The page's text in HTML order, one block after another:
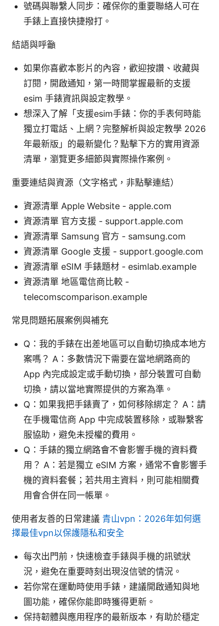
號碼與聯繫人同步：確保你的重要聯絡人可在
手錶上直接快捷撥打。
結語與呼籲
如果你喜歡本影片的內容，歡迎按讚、收藏與
訂閱，開啟通知，第一時間掌握最新的支援
esim 手錶資訊與設定教學。
想深入了解「支援esim手錶：你的手表何時能
獨立打電話、上網？完整解析與設定教學 2026
年最新版」的最新變化？點擊下方的實用資源
清單，瀏覽更多細節與實際操作案例。
重要連結與資源（文字格式，非點擊連結）
資源清單 Apple Website - apple.com
資源清單 官方支援 - support.apple.com
資源清單 Samsung 官方 - samsung.com
資源清單 Google 支援 - support.google.com
資源清單 eSIM 手錶題材 - esimlab.example
資源清單 地區電信商比較 -
telecomscomparison.example
常見問題拓展案例與補充
Q：我的手錶在出差地區可以自動切換成本地方
案嗎？ A：多數情況下需要在當地網路商的
App 內完成設定或手動切換，部分裝置可自動
切換，請以當地實際提供的方案為準。
Q：如果我把手錶賣了，如何移除綁定？ A：請
在手機電信商 App 中完成裝置移除，或聯繫客
服協助，避免未授權的費用。
Q：手錶的獨立網路會不會影響手機的資料費
用？ A：若是獨立 eSIM 方案，通常不會影響手
機的資料套餐；若共用主資料，則可能相關費
用會合併在同一帳單。
使用者友善的日常建議 青山vpn：2026年如何選
擇最佳vpn以保護隱私和安全
每次出門前，快速檢查手錶與手機的訊號狀
況，避免在重要時刻出現沒信號的情況。
若你常在運動時使用手錶，建議開啟通知與地
圖功能，確保你能即時獲得更新。
保持韌體與應用程序的最新版本，有助於穩定